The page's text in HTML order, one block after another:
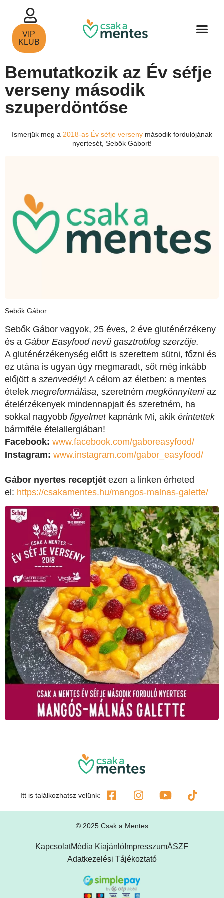
VIP
KLUB
Bemutatkozik az Év séfje
verseny második
szuperdöntőse
Ismerjük meg a 2018-as Év séfje versenymásodik fordulójának
nyertesét, Sebők Gábort!
Sebők Gábor
Sebők Gábor vagyok, 25 éves, 2 éve gluténérzékeny
és a Gábor Easyfood nevű gasztroblog szerzője.
A gluténérzékenység előtt is szerettem sütni, főzni és
ez utána is ugyan úgy megmaradt, sőt még inkább
előjött a szenvedély! A célom az életben: a mentes
ételek megreformálása, szeretném megkönnyíteniaz
ételérzékenyek mindennapjait és szeretném, ha
sokkal nagyobb figyelmetkapnánk Mi, akik érintettek
bármiféle ételallergiában!
Facebook: www.facebook.com/gaboreasyfood/
Instagram: www.instagram.com/gabor_easyfood/
Gábor nyertes receptjét ezen a linken érheted
el: https://csakamentes.hu/mangos-malnas-galette/
Itt is találkozhatsz velünk:
© 2025 Csak a Mentes
KapcsolatMédia Kiajánló ImpresszumÁSZF
Adatkezelési Tájékoztató